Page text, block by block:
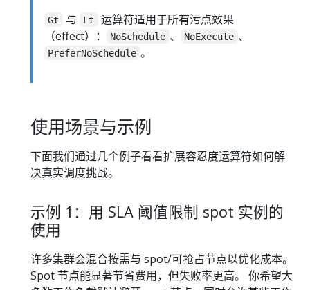
Gt 与 Lt
运算符适用于所有污点效果
（effect）：
NoSchedule 、 NoExecute 、
PreferNoSchedule 。
使用场景与示例
下面我们通过几个例子看看扩展容忍度运算符如何解
决真实调度挑战。
示例 1：用 SLA 阈值限制 spot 实例的
使用
许多集群会混合按需与 spot/可抢占节点以优化成本。
Spot 节点能显著节省费用，但失败率更高。 你希望大